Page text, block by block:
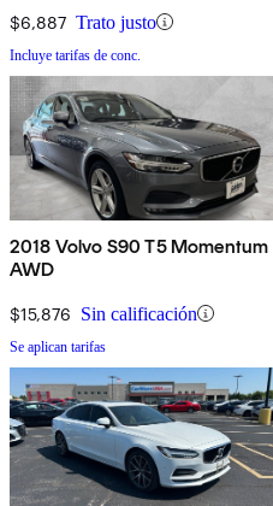
$6,887 Trato justo
Incluye tarifas de conc.
2018 Volvo S90 T5 Momentum
AWD
$15,876 Sin calificación
Se aplican tarifas